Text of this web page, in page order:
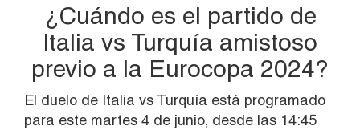
¿Cuándo es el partido de
Italia vs Turquía amistoso
previo a la Eurocopa 2024?
El duelo de Italia vs Turquía está programado
para este martes 4 de junio, desde las 14:45